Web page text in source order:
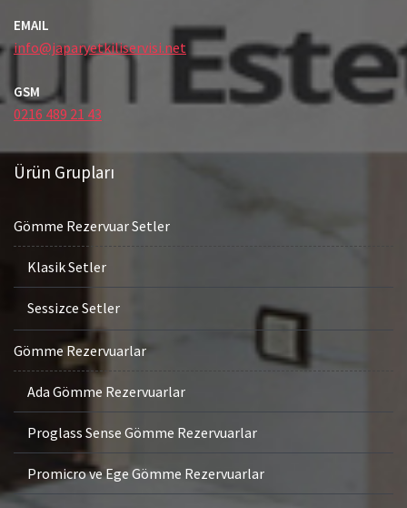
EMAIL
info@japaryetkiliservisi.net
GSM
0216 489 21 43
Ürün Grupları
Gömme Rezervuar Setler
Klasik Setler
Sessizce Setler
Gömme Rezervuarlar
Ada Gömme Rezervuarlar
Proglass Sense Gömme Rezervuarlar
Promicro ve Ege Gömme Rezervuarlar